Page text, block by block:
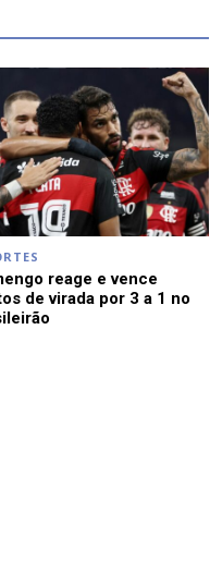
reage e vence
de virada por 3 a 1 no